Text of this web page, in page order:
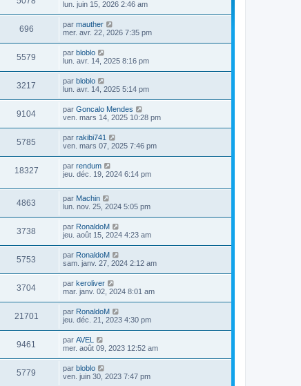
lun. juin 15, 2026 2:46 am
696 par mauther
mer. avr. 22, 2026 7:35 pm
5579 par bloblo
lun. avr. 14, 2025 8:16 pm
3217 par bloblo
lun. avr. 14, 2025 5:14 pm
9104 par Goncalo Mendes
ven. mars 14, 2025 10:28 pm
5785 par rakibi741
ven. mars 07, 2025 7:46 pm
18327 par rendum
jeu. déc. 19, 2024 6:14 pm
4863 par Machin
lun. nov. 25, 2024 5:05 pm
3738 par RonaldoM
jeu. août 15, 2024 4:23 am
5753 par RonaldoM
sam. janv. 27, 2024 2:12 am
3704 par keroliver
mar. janv. 02, 2024 8:01 am
21701 par RonaldoM
jeu. déc. 21, 2023 4:30 pm
9461 par AVEL
mer. août 09, 2023 12:52 am
5779 par bloblo
ven. juin 30, 2023 7:47 pm